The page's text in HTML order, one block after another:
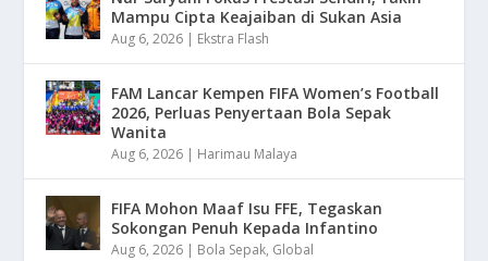
Mampu Cipta Keajaiban di Sukan Asia
Aug 6, 2026 Ekstra Flash
FAM Lancar Kempen FIFA Women’s Football
2026, Perluas Penyertaan Bola Sepak
Wanita
Aug 6, 2026 Harimau Malaya
FIFA Mohon Maaf Isu FFE, Tegaskan
Sokongan Penuh Kepada Infantino
Aug 6, 2026 Bola Sepak, Global